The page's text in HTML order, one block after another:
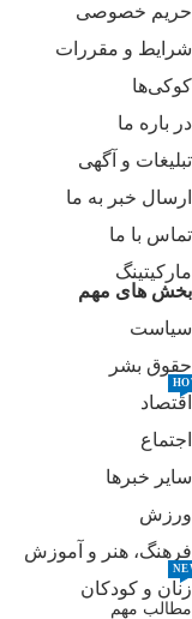
حریم خصوصی
شرایط و مقررات
کوکی‌ها
در باره ما
تبلیغات و آگهی
ارسال خبر به ما
تماس با ما
مارکیتینگ
بخش های مهم
سیاست
حقوق بشر
اقتصاد
اجتماع
سایر خبرها
ورزش
فرهنگ، هنر و آموزش
زنان و کودکان
مطالب مهم